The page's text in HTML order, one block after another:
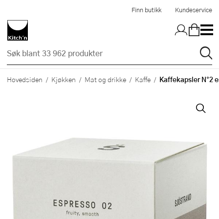
Finn butikk Kundeservice
Hovedsiden Kjøkken Mat og drikke Kaffe Kaffekapsler N°2